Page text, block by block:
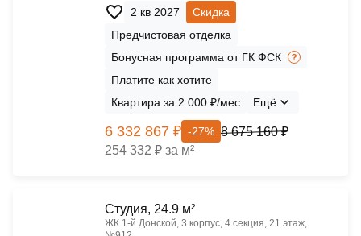
2 кв 2027
Скидка
Предчистовая отделка
Бонусная программа от ГК ФСК
Платите как хотите
Квартира за 2 000 ₽/мес
Ещё
6 332 867 ₽ -27% 8 675 160 ₽
254 332 ₽ за м²
Cтудия, 24.9 м²
ЖК 1‑й Донской, 3 корпус, 4 секция, 21 этаж,